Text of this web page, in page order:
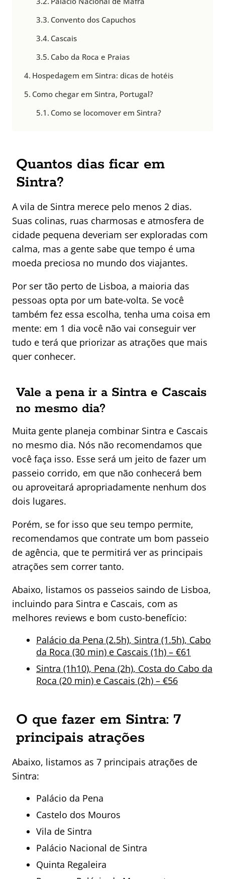
Convento dos Capuchos
Cascais
Cabo da Roca e Praias
Hospedagem em Sintra: dicas de hotéis
Como chegar em Sintra, Portugal?
Como se locomover em Sintra?
Quantos dias ficar em
Sintra?
A vila de Sintra merece pelo menos 2 dias.
Suas colinas, ruas charmosas e atmosfera de
cidade pequena deveriam ser exploradas com
calma, mas a gente sabe que tempo é uma
moeda preciosa no mundo dos viajantes.
Por ser tão perto de Lisboa, a maioria das
pessoas opta por um bate-volta. Se você
também fez essa escolha, tenha uma coisa em
mente: em 1 dia você não vai conseguir ver
tudo e terá que priorizar as atrações que mais
quer conhecer.
Vale a pena ir a Sintra e Cascais
no mesmo dia?
Muita gente planeja combinar Sintra e Cascais
no mesmo dia. Nós não recomendamos que
você faça isso. Esse será um jeito de fazer um
passeio corrido, em que não conhecerá bem
ou aproveitará apropriadamente nenhum dos
dois lugares.
Porém, se for isso que seu tempo permite,
recomendamos que contrate um bom passeio
de agência, que te permitirá ver as principais
atrações sem correr tanto.
Abaixo, listamos os passeios saindo de Lisboa,
incluindo para Sintra e Cascais, com as
melhores reviews e bom custo-benefício:
Palácio da Pena (2.5h), Sintra (1.5h), Cabo
da Roca (30 min) e Cascais (1h) – €61
Sintra (1h10), Pena (2h), Costa do Cabo da
Roca (20 min) e Cascais (2h) – €56
O que fazer em Sintra: 7
principais atrações
Abaixo, listamos as 7 principais atrações de
Sintra:
Palácio da Pena
Castelo dos Mouros
Vila de Sintra
Palácio Nacional de Sintra
Quinta Regaleira